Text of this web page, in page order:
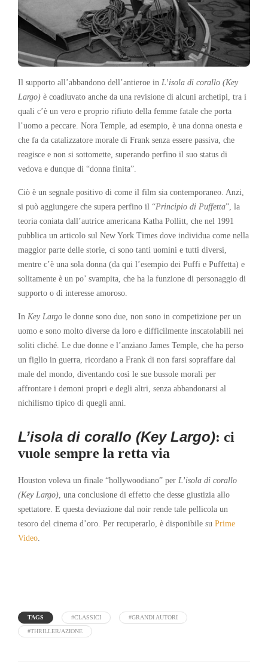
Il supporto all’abbandono dell’antieroe in L’isola di corallo (Key
Largo) è coadiuvato anche da una revisione di alcuni archetipi, tra i
quali c’è un vero e proprio rifiuto della femme fatale che porta
l’uomo a peccare. Nora Temple, ad esempio, è una donna onesta e
che fa da catalizzatore morale di Frank senza essere passiva, che
reagisce e non si sottomette, superando perfino il suo status di
vedova e dunque di “donna finita”.
Ciò è un segnale positivo di come il film sia contemporaneo. Anzi,
si può aggiungere che supera perfino il “Principio di Puffetta”, la
teoria coniata dall’autrice americana Katha Pollitt, che nel 1991
pubblica un articolo sul New York Times dove individua come nella
maggior parte delle storie, ci sono tanti uomini e tutti diversi,
mentre c’è una sola donna (da qui l’esempio dei Puffi e Puffetta) e
solitamente è un po’ svampita, che ha la funzione di personaggio di
supporto o di interesse amoroso.
In Key Largo le donne sono due, non sono in competizione per un
uomo e sono molto diverse da loro e difficilmente inscatolabili nei
soliti cliché. Le due donne e l’anziano James Temple, che ha perso
un figlio in guerra, ricordano a Frank di non farsi sopraffare dal
male del mondo, diventando così le sue bussole morali per
affrontare i demoni propri e degli altri, senza abbandonarsi al
nichilismo tipico di quegli anni.
L’isola di corallo (Key Largo): ci
vuole sempre la retta via
Houston voleva un finale “hollywoodiano” per L’isola di corallo
(Key Largo) , una conclusione di effetto che desse giustizia allo
spettatore. E questa deviazione dal noir rende tale pellicola un
tesoro del cinema d’oro. Per recuperarlo, è disponibile su Prime
Video
TAGS #CLASSICI #GRANDI AUTORI
#THRILLER/AZIONE